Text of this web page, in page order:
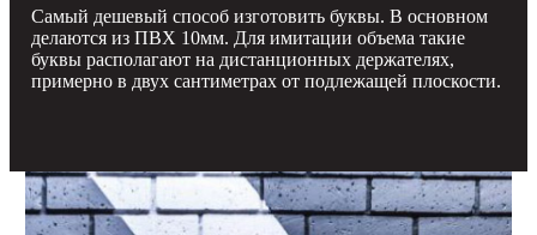
Самый дешевый способ изготовить буквы. В основном
делаются из ПВХ 10мм. Для имитации объема такие
буквы располагают на дистанционных держателях,
примерно в двух сантиметрах от подлежащей плоскости.